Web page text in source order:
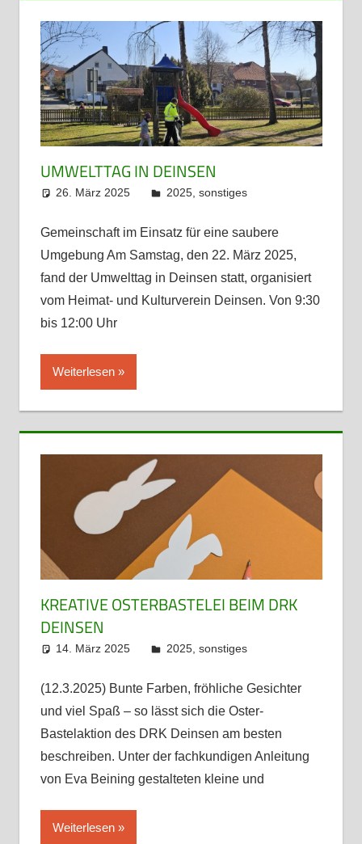
UMWELTTAG IN DEINSEN
26. März 2025 admin
2025, sonstiges
Gemeinschaft im Einsatz für eine saubere
Umgebung Am Samstag, den 22. März 2025,
fand der Umwelttag in Deinsen statt, organisiert
vom Heimat- und Kulturverein Deinsen. Von 9:30
bis 12:00 Uhr
Weiterlesen
KREATIVE OSTERBASTELEI BEIM DRK
DEINSEN
14. März 2025 admin
2025, sonstiges
(12.3.2025) Bunte Farben, fröhliche Gesichter
und viel Spaß – so lässt sich die Oster-
Bastelaktion des DRK Deinsen am besten
beschreiben. Unter der fachkundigen Anleitung
von Eva Beining gestalteten kleine und
Weiterlesen